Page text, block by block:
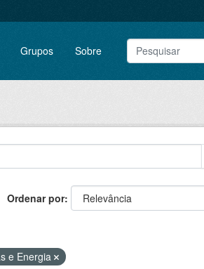
Grupos Sobre
Ordenar por
e Energia